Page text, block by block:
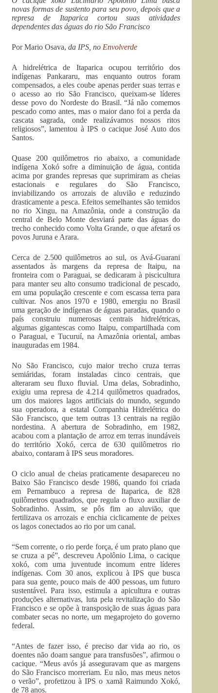
novas formas de sustento para seu povo, depois que a
represa de Itaparica cortou suas atividades
dependentes das águas do rio São Francisco
Por Mario Osava, da IPS, no Envolverde
A hidrelétrica de Itaparica ocupou território dos
indígenas Pankararu, mas enquanto outros foram
compensados, a eles coube apenas perder suas terras e
o acesso ao rio São Francisco, queixam-se líderes
desse povo do Nordeste do Brasil. “Já não comemos
pescado como antes, mas o maior dano foi a perda da
cascata sagrada, onde realizávamos nossos ritos
religiosos”, lamentou à IPS o cacique José Auto dos
Santos.
Quase 200 quilômetros rio abaixo, a comunidade
indígena Xokó sofre a diminuição de água, contida
acima por grandes represas que suprimiram as cheias
estacionais e regulares do São Francisco,
inviabilizando os arrozais de aluvião e reduzindo
drasticamente a pesca. Efeitos semelhantes são temidos
no rio Xingu, na Amazônia, onde a construção da
central de Belo Monte desviará parte das águas do
trecho conhecido como Volta Grande, o que afetará os
povos Juruna e Arara.
Cerca de 2.500 quilômetros ao sul, os Avá-Guarani
assentados às margens da represa de Itaipu, na
fronteira com o Paraguai, se dedicaram à piscicultura
para manter seu alto consumo tradicional de pescado,
em uma população crescente e com escassa terra para
cultivar. Nos anos 1970 e 1980, emergiu no Brasil
uma geração de indígenas de águas paradas, quando o
país construiu numerosas centrais hidrelétricas,
algumas gigantescas como Itaipu, compartilhada com
o Paraguai, e Tucuruí, na Amazônia oriental, ambas
inauguradas em 1984.
No São Francisco, cujo maior trecho cruza terras
semiáridas, foram instaladas cinco centrais, que
alteraram seu fluxo fluvial. Uma delas, Sobradinho,
exigiu uma represa de 4.214 quilômetros quadrados,
um dos maiores lagos artificiais do mundo, segundo
sua operadora, a estatal Companhia Hidrelétrica do
São Francisco, que tem outras 13 centrais na região
nordestina. A abertura de Sobradinho, em 1982,
acabou com a plantação de arroz em terras inundáveis
do território Xokó, cerca de 630 quilômetros rio
abaixo, contaram à IPS seus moradores.
O ciclo anual de cheias praticamente desapareceu no
Baixo São Francisco desde 1986, quando foi criada
em Pernambuco a represa de Itaparica, de 828
quilômetros quadrados, que regula o fluxo auxiliar de
Sobradinho. Assim, se pôs fim ao aluvião, que
fertilizava os arrozais e enchia ciclicamente de peixes
os lagos conectados ao rio por um canal.
“Sem corrente, o rio perde força, é um prato plano que
se cruza a pé”, descreveu Apolônio Lima, o cacique
xokó, com uma juventude incomum entre líderes
indígenas. Com 30 anos, explicou à IPS que busca
para sua gente, pouco mais de 400 pessoas, um futuro
sustentável. Para isso, estimula a apicultura e outras
produções alternativas, luta pela revitalização do São
Francisco e se opõe à transposição de suas águas para
combater secas no norte, um megaprojeto do governo
federal.
“Antes de fazer isso, é preciso dar vida ao rio, os
doentes não doam sangue para transfusões”, afirmou o
cacique. “Meus avós já asseguravam que as margens
do São Francisco morreriam. Eu não, mas meus netos
o verão”, profetizou à IPS o xamã Raimundo Xokó,
de 78 anos.